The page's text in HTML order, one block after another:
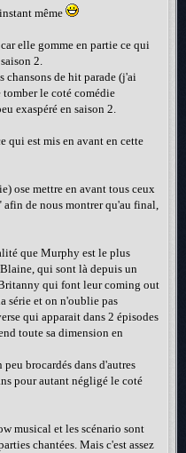
même
elle gomme en partie ce qui
2.
chansons de hit parade (j'ai
tomber le coté comédie
exaspéré en saison 2.
qui est mis en avant en cette
ose mettre en avant tous ceux
afin de nous montrer qu'au final,
que Murphy est le plus
qui sont là depuis un
qui font leur coming out
série et on n'oublie pas
qui apparait dans 2 épisodes
toute sa dimension en
brocardés dans d'autres
pour autant négligé le coté
musical et les scénario sont
chantées. Mais c'est assez